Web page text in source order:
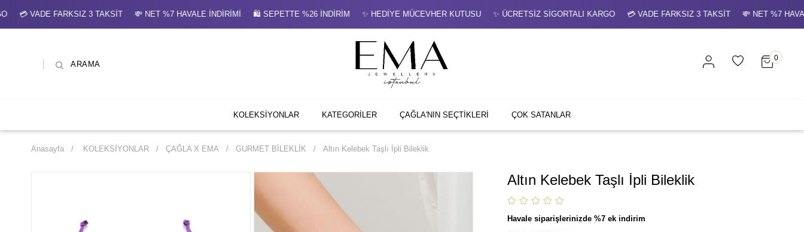
VADE FARKSIZ 3 TAKSİT 💸 NET %7 HAVALE İNDİRİMİ 🛍 SEPETTE %26 İNDİRİM ✨ HEDİYE MÜCEVHER KUTUSU ✨ ÜCRETSİZ SİGORTALI KARGO 💳 VADE FARKSIZ 3 TAKSİT 💸 NET %7
ARAMA
0
KOLEKSİYONLAR KATEGORİLER ÇAĞLA'NIN SEÇTİKLERİ ÇOK SATANLAR
Anasayfa KOLEKSİYONLAR ÇAĞLA X EMA GURMET BİLEKLİK Altın Kelebek Taşlı İpli Bileklik
Altın Kelebek Taşlı İpli Bileklik
Havale siparişlerinizde %7 ek indirim